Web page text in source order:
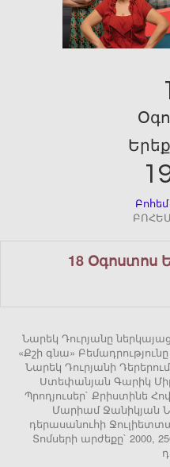
18 Օգոստոս
Նարեկ Դուրյանը
«Քշի գնա»
Նարեկ Դուրյանի
Ստեփանյան Գարիկ
Պրոդյուսեր` Քրիստինե
Մարիամ Ջանիկյան
դերասանուհի
Տոմսերի արժեքը` 2000,